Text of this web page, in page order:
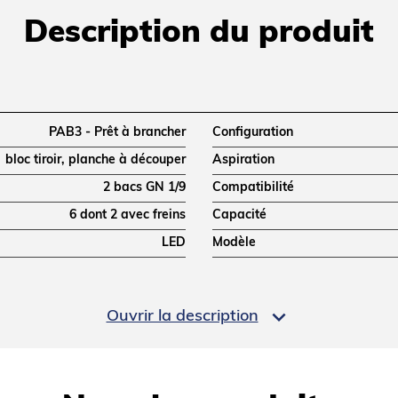
Ouvrir la description 
Description du produit
PAB3 - Prêt à brancher Configuration
bloc tiroir, planche à découper Aspiration
2 bacs GN 1/9 Compatibilité
6 dont 2 avec freins Capacité
LED Modèle